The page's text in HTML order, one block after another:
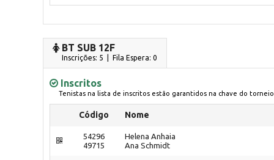
BT SUB 12F
Inscrições: 5 | Fila Espera: 0
Inscritos
Tenistas na lista de inscritos estão garantidos na chave do torneio
Código Nome
54296
49715
Helena Anhaia
Ana Schmidt